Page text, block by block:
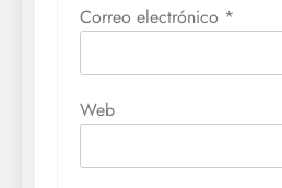
Correo electrónico *
Web